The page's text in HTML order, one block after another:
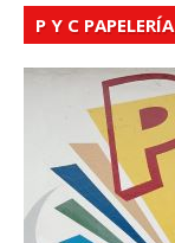
P Y C PAPELERÍA